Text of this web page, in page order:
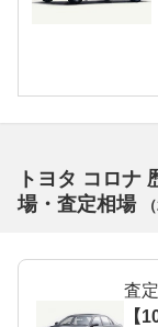
トヨタ コロナ
場・査定相場
（
査
【